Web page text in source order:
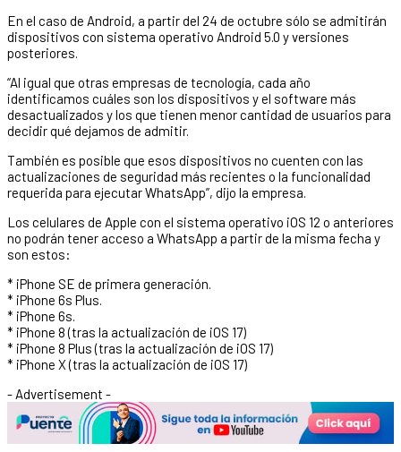
En el caso de Android, a partir del 24 de octubre sólo se admitirán
dispositivos con sistema operativo Android 5.0 y versiones
posteriores.
“Al igual que otras empresas de tecnología, cada año
identificamos cuáles son los dispositivos y el software más
desactualizados y los que tienen menor cantidad de usuarios para
decidir qué dejamos de admitir.
También es posible que esos dispositivos no cuenten con las
actualizaciones de seguridad más recientes o la funcionalidad
requerida para ejecutar WhatsApp”, dijo la empresa.
Los celulares de Apple con el sistema operativo iOS 12 o anteriores
no podrán tener acceso a WhatsApp a partir de la misma fecha y
son estos:
* iPhone SE de primera generación.
* iPhone 6s Plus.
* iPhone 6s.
* iPhone 8 (tras la actualización de iOS 17)
* iPhone 8 Plus (tras la actualización de iOS 17)
* iPhone X (tras la actualización de iOS 17)
- Advertisement -